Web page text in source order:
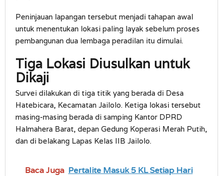
Peninjauan lapangan tersebut menjadi tahapan awal
untuk menentukan lokasi paling layak sebelum proses
pembangunan dua lembaga peradilan itu dimulai.
Tiga Lokasi Diusulkan untuk
Dikaji
Survei dilakukan di tiga titik yang berada di Desa
Hatebicara, Kecamatan Jailolo. Ketiga lokasi tersebut
masing-masing berada di samping Kantor DPRD
Halmahera Barat, depan Gedung Koperasi Merah Putih,
dan di belakang Lapas Kelas IIB Jailolo.
Baca Juga Pertalite Masuk 5 KL Setiap Hari